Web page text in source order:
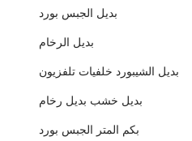
بديل الجبس بورد
بديل الرخام
بديل الشيبورد خلفيات تلفزيون
بديل خشب بديل رخام
بكم المتر الجبس بورد